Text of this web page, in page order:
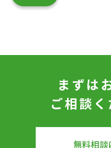
まずは
ご相談く
無料相談